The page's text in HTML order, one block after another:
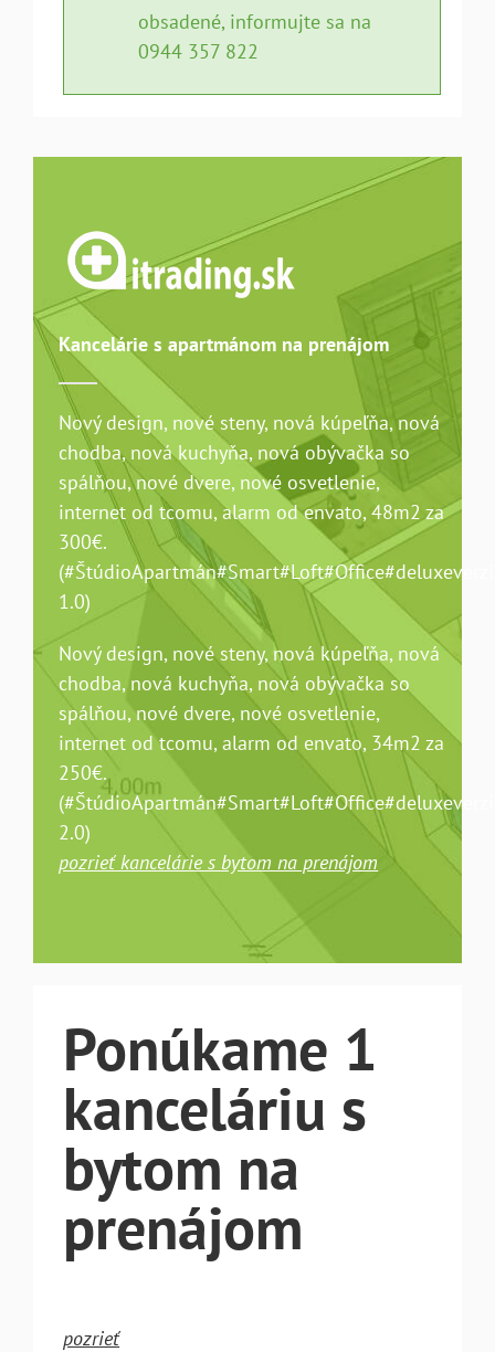
obsadené, informujte sa na
0944 357 822
Kancelárie s apartmánom na prenájom
Nový design, nové steny, nová kúpeľňa, nová
chodba, nová kuchyňa, nová obývačka so
spálňou, nové dvere, nové osvetlenie,
internet od tcomu, alarm od envato, 48m2 za
300€.
1.0)
Nový design, nové steny, nová kúpeľňa, nová
chodba, nová kuchyňa, nová obývačka so
spálňou, nové dvere, nové osvetlenie,
internet od tcomu, alarm od envato, 34m2 za
250€.
2.0)
pozrieť kancelárie s bytom na prenájom
Ponúkame 1
kanceláriu s
bytom na
prenájom
pozrieť